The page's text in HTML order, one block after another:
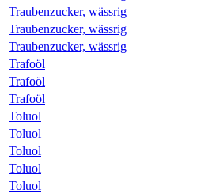
Traubenzucker, wässrig
Traubenzucker, wässrig
Traubenzucker, wässrig
Trafoöl
Trafoöl
Trafoöl
Toluol
Toluol
Toluol
Toluol
Toluol